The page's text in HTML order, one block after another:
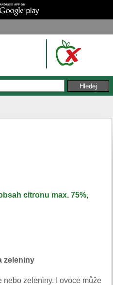
citronu max. 75%,
zeleniny
nebo zeleniny. I ovoce může